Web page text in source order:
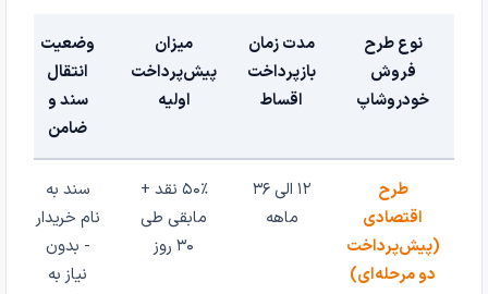
نوع طرح
فروش
خودروشاپ
مدت زمان
بازپرداخت
اقساط
میزان
پیش‌پرداخت
اولیه
وضعیت
انتقال
سند و
ضامن
طرح
اقتصادی
(پیش‌پرداخت
دو مرحله‌ای)
۱۲ الی ۳۶
ماهه
۵۰٪ نقد +
مابقی طی
۳۰ روز
سند به
نام خریدار
- بدون
نیاز به